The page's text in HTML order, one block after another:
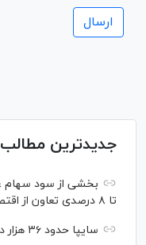
جدیدترین مطالب
تا ۸ درصدی تعاون از اقتصاد ملی
سایپا حدود ۳۶ هزار دستگاه از تعهدات خود را کاهش داد